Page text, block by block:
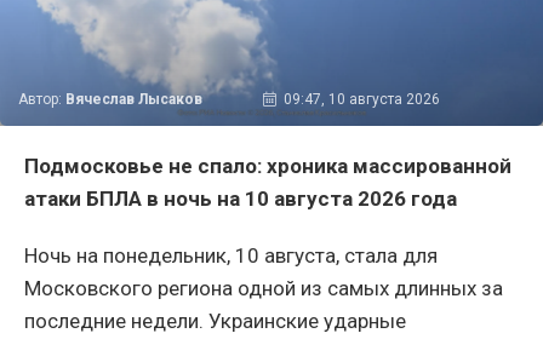
Автор: Вячеслав Лысаков 09:47, 10 августа 2026
Подмосковье не спало: хроника массированной
атаки БПЛА в ночь на 10 августа 2026 года
Ночь на понедельник, 10 августа, стала для
Московского региона одной из самых длинных за
последние недели. Украинские ударные